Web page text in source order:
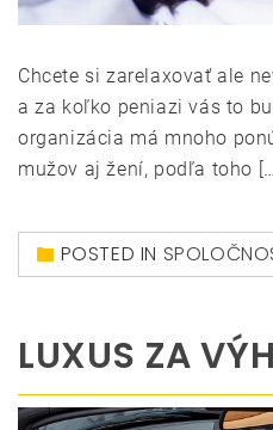
Chcete si zarelaxovať ale
a za koľko peniazi vás to
organizácia má mnoho
mužov aj žení, podľa toho
POSTED IN
LUXUS ZA